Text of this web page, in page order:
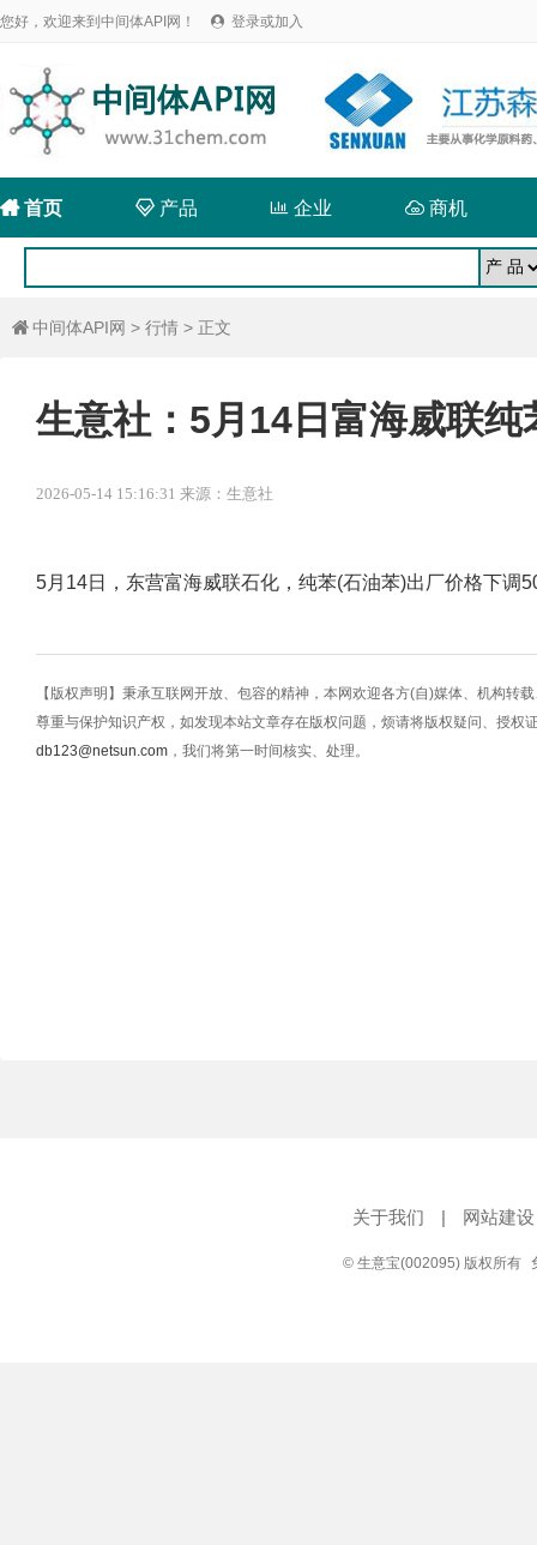
您好，欢迎来到中间体API网！  登录或加入
首页 产品  企业  商机
 中间体API网 > 行情 > 正文
生意社：5月14日富海威联纯
2026-05-14 15:16:31 来源：生意社
5月14日，东营富海威联石化，纯苯(石油苯)出厂价格下调
【版权声明】秉承互联网开放、包容的精神，本网欢迎各方(自)媒体、机构转
尊重与保护知识产权，如发现本站文章存在版权问题，烦请将版权疑问、授权
db123@netsun.com ，我们将第一时间核实、处理。
关于我们 | 网站建设
© 生意宝(002095) 版权所有